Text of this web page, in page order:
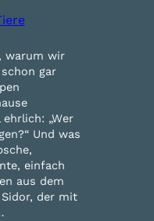
warum wir
gar
„Wer
Und was
einfach
aus dem
der mit